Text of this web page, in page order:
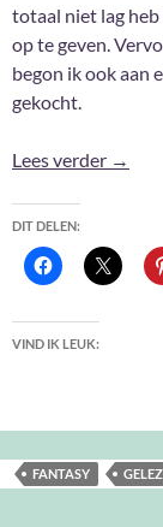
totaal niet lag
op te geven.
begon ik ook aan
gekocht.
Lees verder →
DIT DELEN:
VIND IK LEUK:
FANTASY